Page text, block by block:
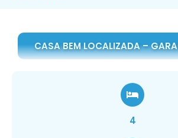
CASA BEM LOCALIZADA –
4